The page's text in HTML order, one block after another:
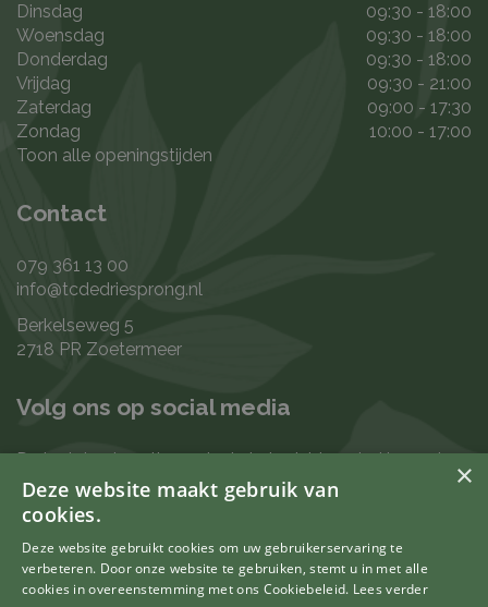
Dinsdag
09:30 - 18:00
Woensdag
09:30 - 18:00
Donderdag
09:30 - 18:00
Vrijdag
09:30 - 21:00
Zaterdag
09:00 - 17:30
Zondag
10:00 - 17:00
Toon alle openingstijden
Contact
079 361 13 00
info@tcdedriesprong.nl
Berkelseweg 5
2718 PR Zoetermeer
Volg ons op social media
De laatste nieuwtjes en leukste berichten vind je op de
de volgende kanalen:
Uw mening telt
×
Deze website maakt gebruik van
cookies.
Deze website gebruikt cookies om uw gebruikerservaring te
verbeteren. Door onze website te gebruiken, stemt u in met alle
cookies in overeenstemming met ons Cookiebeleid. Lees verder